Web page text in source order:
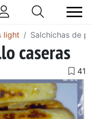
light Salchichas de
caseras